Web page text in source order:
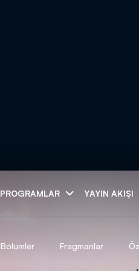
PROGRAMLAR YAYIN AKIŞI
Bölümler Fragmanlar